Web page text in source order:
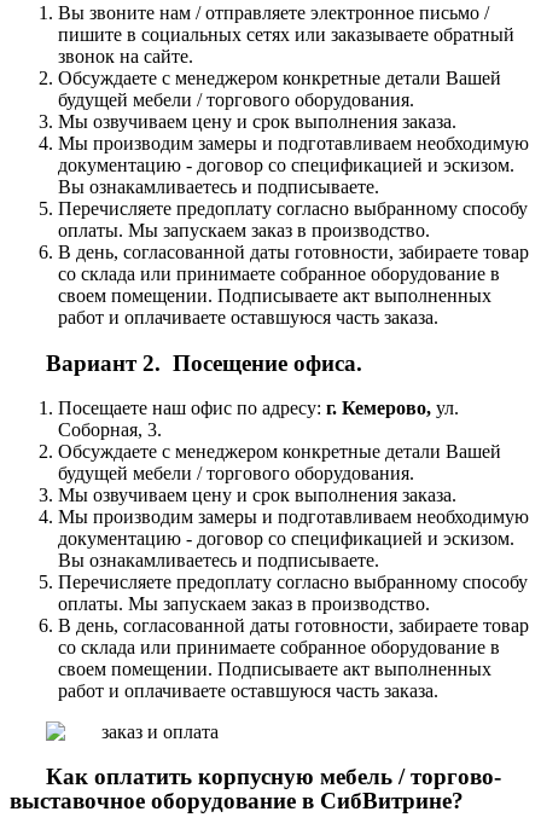
Вы звоните нам / отправляете электронное письмо /
пишите в социальных сетях или заказываете обратный
звонок на сайте.
Обсуждаете с менеджером конкретные детали Вашей
будущей мебели / торгового оборудования.
Мы озвучиваем цену и срок выполнения заказа.
Мы производим замеры и подготавливаем необходимую
документацию - договор со спецификацией и эскизом.
Вы ознакамливаетесь и подписываете.
Перечисляете предоплату согласно выбранному способу
оплаты. Мы запускаем заказ в производство.
В день, согласованной даты готовности, забираете товар
со склада или принимаете собранное оборудование в
своем помещении. Подписываете акт выполненных
работ и оплачиваете оставшуюся часть заказа.
Вариант 2. Посещение офиса.
Посещаете наш офис по адресу: г. Кемерово, ул.
Соборная, 3.
Обсуждаете с менеджером конкретные детали Вашей
будущей мебели / торгового оборудования.
Мы озвучиваем цену и срок выполнения заказа.
Мы производим замеры и подготавливаем необходимую
документацию - договор со спецификацией и эскизом.
Вы ознакамливаетесь и подписываете.
Перечисляете предоплату согласно выбранному способу
оплаты. Мы запускаем заказ в производство.
В день, согласованной даты готовности, забираете товар
со склада или принимаете собранное оборудование в
своем помещении. Подписываете акт выполненных
работ и оплачиваете оставшуюся часть заказа.
Как оплатить корпусную мебель / торгово-
выставочное оборудование в СибВитрине?